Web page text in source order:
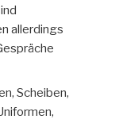
allerdings
Scheiben,